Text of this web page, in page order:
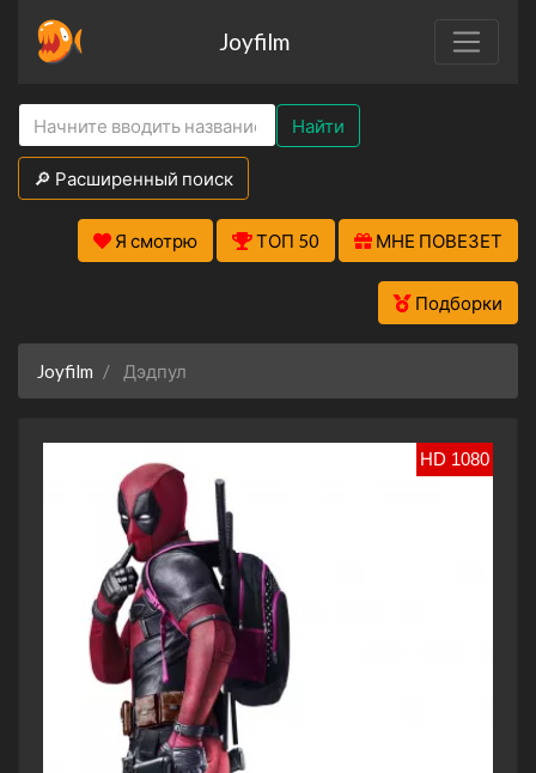
Joyfilm
Найти
🔎 Расширенный поиск
Я смотрю ТОП 50 МНЕ ПОВЕЗЕТ
Подборки
Joyfilm Дэдпул
HD 1080